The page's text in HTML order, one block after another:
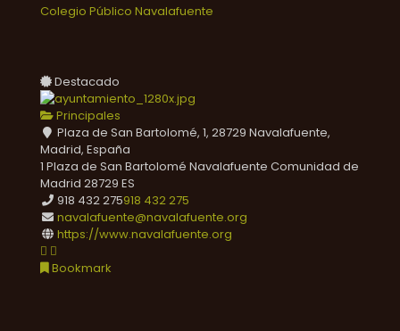
Colegio Público Navalafuente
Destacado
Principales
Plaza de San Bartolomé, 1, 28729 Navalafuente,
Madrid, España
1 Plaza de San Bartolomé Navalafuente Comunidad de
Madrid 28729 ES
918 432 275918 432 275
navalafuente@navalafuente.org
https://www.navalafuente.org
Bookmark